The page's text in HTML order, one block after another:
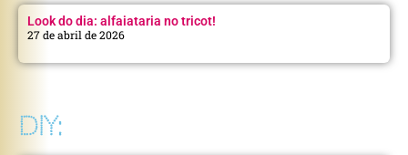
Look do dia: alfaiataria no tricot!
27 de abril de 2026
DIY: